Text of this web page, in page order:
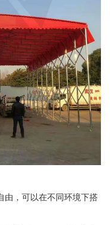
由，可以在不同环境下搭